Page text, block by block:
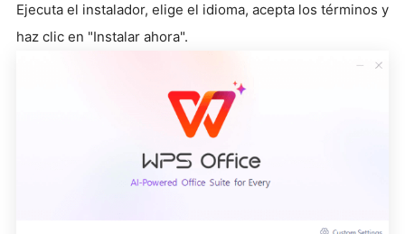
Ejecuta el instalador, elige el idioma, acepta los términos y
haz clic en "Instalar ahora".